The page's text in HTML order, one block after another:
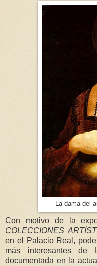
La dama del
Con motivo de la
COLECCIONES
en el Palacio Real,
más interesantes de
documentada en la